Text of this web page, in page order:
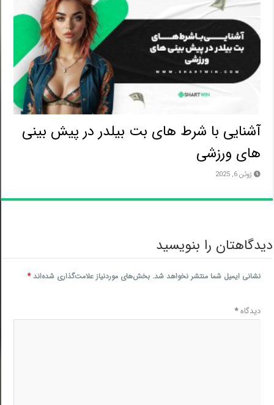
آشنایی با شرط های بت بیلدر در پیش بینی
های ورزشی
ژوئن 6, 2025
را بنویسید
نشانی ایمیل شما منتشر نخواهد شد. بخش‌های موردنیاز علامت‌گذاری شده‌اند*
دیدگاه*